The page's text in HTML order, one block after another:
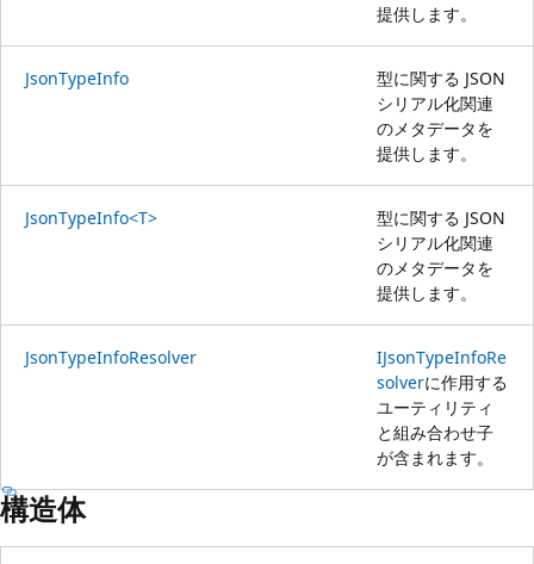
提供します。
JsonTypeInfo
型に関する JSON
シリアル化関連
のメタデータを
提供します。
JsonTypeInfo<T>
型に関する JSON
シリアル化関連
のメタデータを
提供します。
JsonTypeInfoResolver
IJsonTypeInfoRe
solverに作用する
ユーティリティ
と組み合わせ子
が含まれます。
構造体